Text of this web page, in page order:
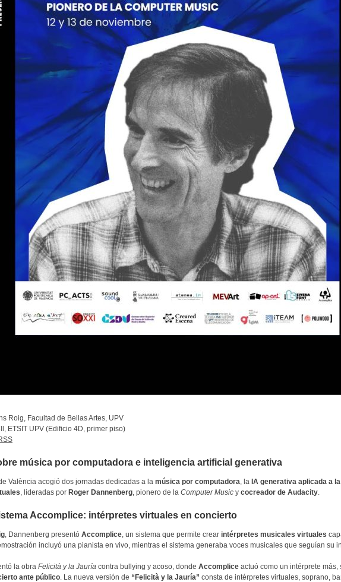
Roig, Facultad de Bellas Artes, UPV
ETSIT UPV (Edificio 4D, primer piso)
música por computadora e inteligencia artificial generativa
València acogió dos jornadas dedicadas a la música por computadora, la IA generativa aplicada a
, lideradas por Roger Dannenberg, pionero de la Computer Music y cocreador de Audacity.
Accomplice: intérpretes virtuales en concierto
, Dannenberg presentó Accomplice, un sistema que permite crear intérpretes musicales virtuales
incluyó una pianista en vivo, mientras el sistema generaba voces musicales que seguían su
la obra Felicità y la Jauría contra bullying y acoso, donde Accomplice actuó como un intérprete más,
ante público. La nueva versión de “Felicità y la Jauría” consta de intérpretes virtuales, soprano,